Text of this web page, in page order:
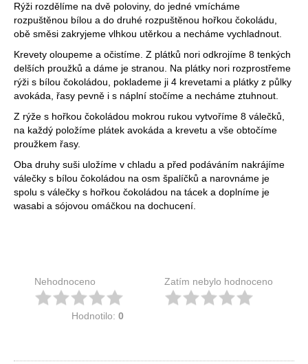
Rýži rozdělíme na dvě poloviny, do jedné vmícháme
rozpuštěnou bílou a do druhé rozpuštěnou hořkou čokoládu,
obě směsi zakryjeme vlhkou utěrkou a necháme vychladnout.
Krevety oloupeme a očistíme. Z plátků nori odkrojíme 8 tenkých
delších proužků a dáme je stranou. Na plátky nori rozprostřeme
rýži s bílou čokoládou, poklademe ji 4 krevetami a plátky z půlky
avokáda, řasy pevně i s náplní stočíme a necháme ztuhnout.
Z rýže s hořkou čokoládou mokrou rukou vytvoříme 8 válečků,
na každý položíme plátek avokáda a krevetu a vše obtočíme
proužkem řasy.
Oba druhy suši uložíme v chladu a před podáváním nakrájíme
válečky s bílou čokoládou na osm špalíčků a narovnáme je
spolu s válečky s hořkou čokoládou na tácek a doplníme je
wasabi a sójovou omáčkou na dochucení.
Nehodnoceno
Hodnotilo: 0
Zatím nebylo hodnoceno